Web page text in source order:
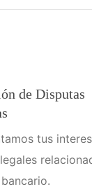
de Disputas
tus